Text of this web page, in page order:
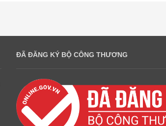
ĐÃ ĐĂNG KÝ BỘ CÔNG THƯƠNG